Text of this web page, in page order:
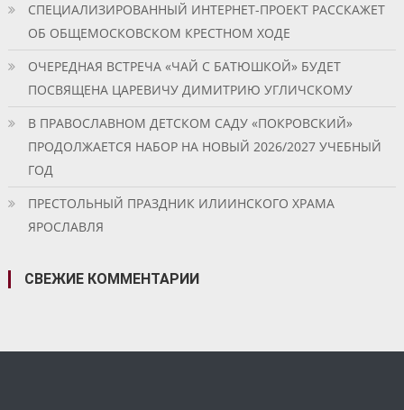
СПЕЦИАЛИЗИРОВАННЫЙ ИНТЕРНЕТ-ПРОЕКТ РАССКАЖЕТ
ОБ ОБЩЕМОСКОВСКОМ КРЕСТНОМ ХОДЕ
ОЧЕРЕДНАЯ ВСТРЕЧА «ЧАЙ С БАТЮШКОЙ» БУДЕТ
ПОСВЯЩЕНА ЦАРЕВИЧУ ДИМИТРИЮ УГЛИЧСКОМУ
В ПРАВОСЛАВНОМ ДЕТСКОМ САДУ «ПОКРОВСКИЙ»
ПРОДОЛЖАЕТСЯ НАБОР НА НОВЫЙ 2026/2027 УЧЕБНЫЙ
ГОД
ПРЕСТОЛЬНЫЙ ПРАЗДНИК ИЛИИНСКОГО ХРАМА
ЯРОСЛАВЛЯ
СВЕЖИЕ КОММЕНТАРИИ